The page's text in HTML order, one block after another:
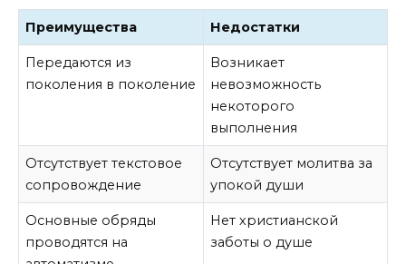
Преимущества Недостатки
Передаются из
поколения в поколение
Возникает
невозможность
некоторого
выполнения
Отсутствует текстовое
сопровождение
Отсутствует молитва за
упокой души
Основные обряды
проводятся на
Нет христианской
заботы о душе